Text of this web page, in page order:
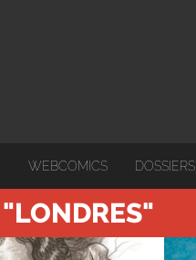
WEBCOMICS DOSSIERS